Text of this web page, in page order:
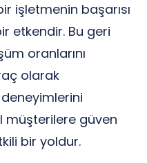
işletmenin başarısı
etkendir. Bu geri
oranlarını
olarak
müşterilere güven
bir yoldur.